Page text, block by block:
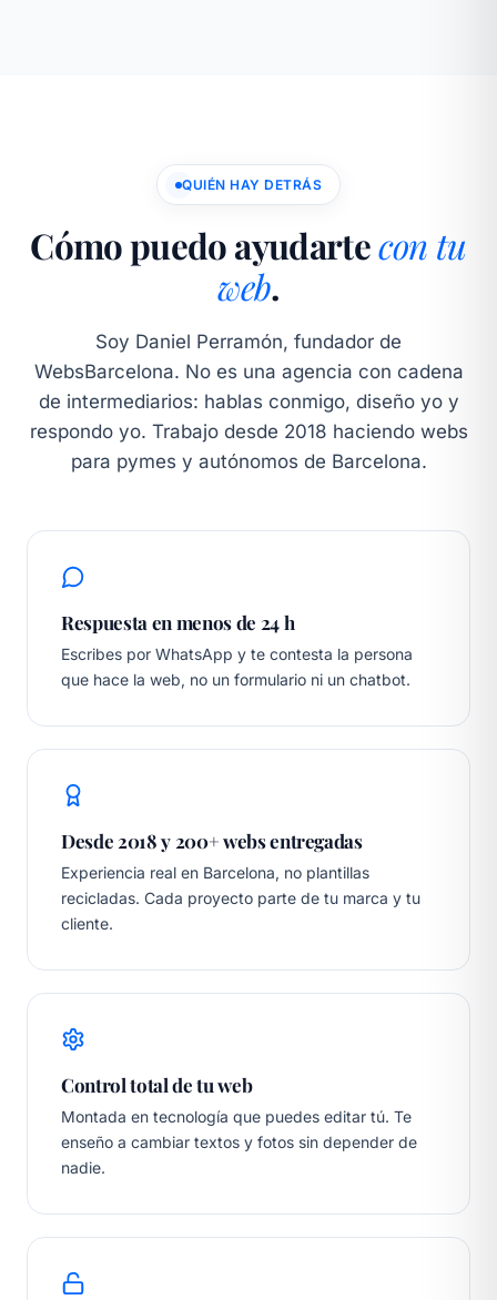
QUIÉN HAY DETRÁS
Cómo puedo ayudartecon tu
web.
Soy Daniel Perramón, fundador de
WebsBarcelona. No es una agencia con cadena
de intermediarios: hablas conmigo, diseño yo y
respondo yo. Trabajo desde 2018 haciendo webs
para pymes y autónomos de Barcelona.
Respuesta en menos de 24 h
Escribes por WhatsApp y te contesta la persona
que hace la web, no un formulario ni un chatbot.
Desde 2018 y 200+ webs entregadas
Experiencia real en Barcelona, no plantillas
recicladas. Cada proyecto parte de tu marca y tu
cliente.
Control total de tu web
Montada en tecnología que puedes editar tú. Te
enseño a cambiar textos y fotos sin depender de
nadie.